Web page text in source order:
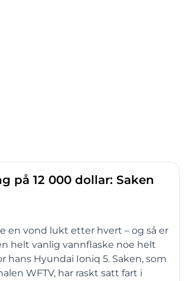
på 12 000 dollar: Saken
en vond lukt etter hvert – og så er
helt vanlig vannflaske noe helt
Hyundai Ioniq 5. Saken, som
WFTV, har raskt satt fart i